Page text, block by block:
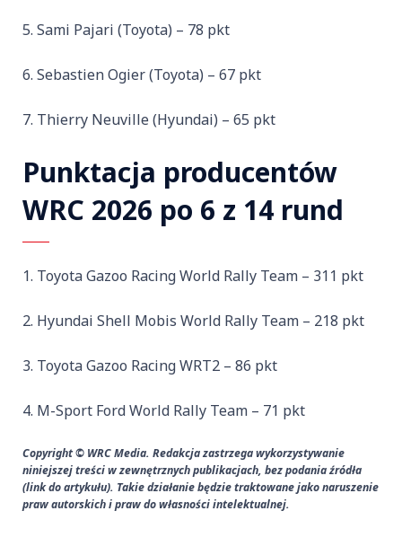
Sami Pajari (Toyota) – 78 pkt
Sebastien Ogier (Toyota) – 67 pkt
Thierry Neuville (Hyundai) – 65 pkt
Punktacja producentów
WRC 2026 po 6 z 14 rund
Toyota Gazoo Racing World Rally Team – 311 pkt
Hyundai Shell Mobis World Rally Team – 218 pkt
Toyota Gazoo Racing WRT2 – 86 pkt
M-Sport Ford World Rally Team – 71 pkt
Copyright © WRC Media. Redakcja zastrzega wykorzystywanie
niniejszej treści w zewnętrznych publikacjach, bez podania źródła
(link do artykułu). Takie działanie będzie traktowane jako naruszenie
praw autorskich i praw do własności intelektualnej.